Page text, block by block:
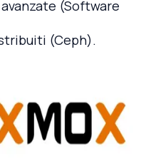
(Software
(Ceph).